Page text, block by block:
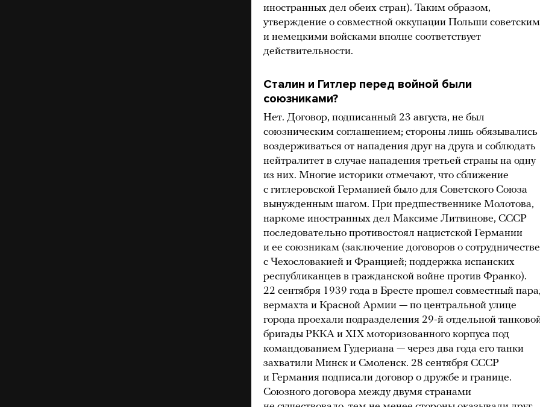
иностранных дел обеих стран). Таким образом,
утверждение о совместной оккупации Польши
и немецкими войсками вполне соответствует
действительности.
Сталин и Гитлер перед войной были
союзниками?
Нет. Договор, подписанный 23 августа, не был
союзническим соглашением; стороны лишь обязывались
воздерживаться от нападения друг на друга и соблюдать
нейтралитет в случае нападения третьей страны на одну
из них. Многие историки отмечают, что сближение
с гитлеровской Германией было для Советского Союза
вынужденным шагом. При предшественнике Молотова,
наркоме иностранных дел Максиме Литвинове, СССР
последовательно противостоял нацистской Германии
и ее союзникам (заключение договоров о сотрудничестве
с Чехословакией и Францией; поддержка испанских
республиканцев в гражданской войне против Франко).
22 сентября 1939 года в Бресте прошел совместный
вермахта и Красной Армии — по центральной улице
города проехали подразделения 29-й отдельной
бригады РККА и XIX моторизованного корпуса под
командованием Гудериана — через два года его танки
захватили Минск и Смоленск. 28 сентября СССР
и Германия подписали договор о дружбе и границе.
Союзного договора между двумя странами